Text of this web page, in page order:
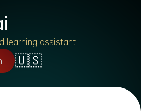
learning assistant
🇺🇸